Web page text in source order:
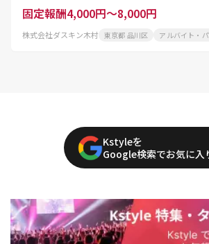
固定報酬4,000円～8,000円
株式会社ダスキン木村 東京都 品川区 アルバイト・
Kstyleを
Google検索でお気に入